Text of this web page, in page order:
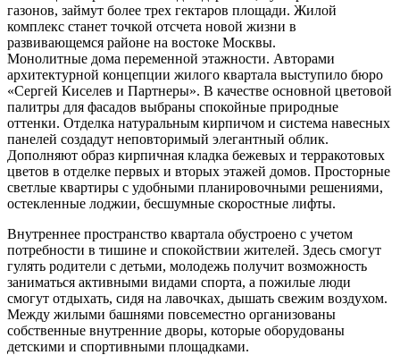
газонов, займут более трех гектаров площади. Жилой
комплекс станет точкой отсчета новой жизни в
развивающемся районе на востоке Москвы.
Монолитные дома переменной этажности. Авторами
архитектурной концепции жилого квартала выступило бюро
«Сергей Киселев и Партнеры». В качестве основной цветовой
палитры для фасадов выбраны спокойные природные
оттенки. Отделка натуральным кирпичом и система навесных
панелей создадут неповторимый элегантный облик.
Дополняют образ кирпичная кладка бежевых и терракотовых
цветов в отделке первых и вторых этажей домов. Просторные
светлые квартиры с удобными планировочными решениями,
остекленные лоджии, бесшумные скоростные лифты.
Внутреннее пространство квартала обустроено с учетом
потребности в тишине и спокойствии жителей. Здесь смогут
гулять родители с детьми, молодежь получит возможность
заниматься активными видами спорта, а пожилые люди
смогут отдыхать, сидя на лавочках, дышать свежим воздухом.
Между жилыми башнями повсеместно организованы
собственные внутренние дворы, которые оборудованы
детскими и спортивными площадками.